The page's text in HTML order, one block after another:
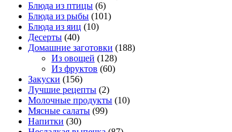
Блюда из птицы (6)
Блюда из рыбы (101)
Блюда из яиц (10)
Десерты (40)
Домашние заготовки (188)
Из овощей (128)
Из фруктов (60)
Закуски (156)
Лучшие рецепты (2)
Молочные продукты (10)
Мясные салаты (99)
Напитки (30)